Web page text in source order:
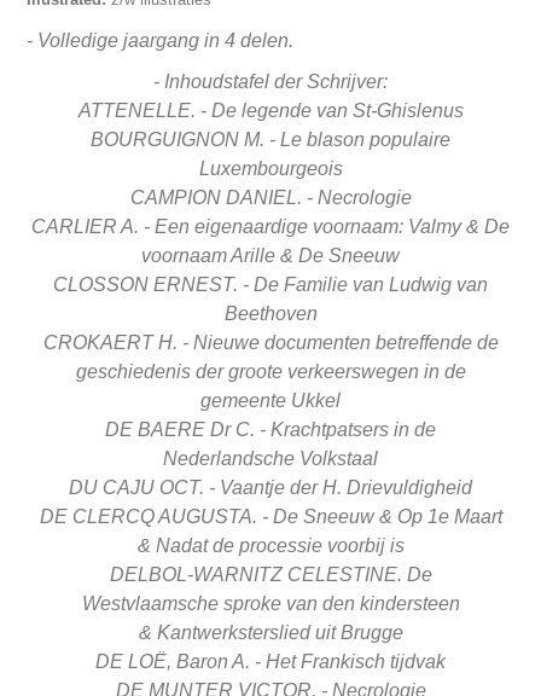
- Volledige jaargang in 4 delen.
- Inhoudstafel der Schrijver:
ATTENELLE. - De legende van St-Ghislenus
BOURGUIGNON M. - Le blason populaire
Luxembourgeois
CAMPION DANIEL. - Necrologie
CARLIER A. - Een eigenaardige voornaam: Valmy & De
voornaam Arille & De Sneeuw
CLOSSON ERNEST. - De Familie van Ludwig van
Beethoven
CROKAERT H. - Nieuwe documenten betreffende de
geschiedenis der groote verkeerswegen in de
gemeente Ukkel
DE BAERE Dr C. - Krachtpatsers in de
Nederlandsche Volkstaal
DU CAJU OCT. - Vaantje der H. Drievuldigheid
DE CLERCQ AUGUSTA. - De Sneeuw & Op 1e Maart
& Nadat de processie voorbij is
DELBOL-WARNITZ CELESTINE. De
Westvlaamsche sproke van den kindersteen
& Kantwerksterslieduit Brugge
DE LOË, Baron A. - Het Frankisch tijdvak
DE MUNTER VICTOR. - Necrologie